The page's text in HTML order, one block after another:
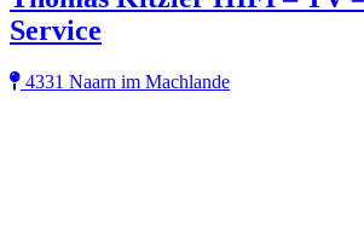
Service
4331 Naarn im Machlande